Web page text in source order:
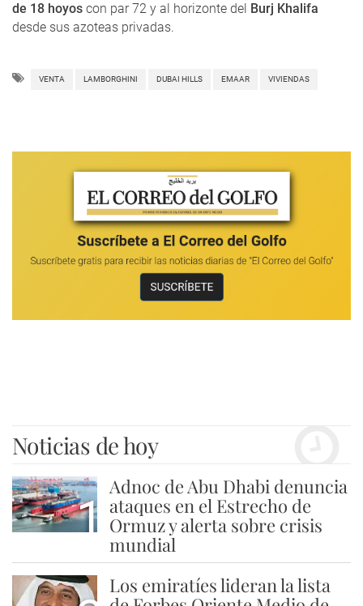
de 18 hoyos con par 72 y al horizonte del Burj Khalifa
desde sus azoteas privadas.
VENTA LAMBORGHINI DUBAI HILLS EMAAR VIVIENDAS
Noticias de hoy
1
Adnoc de Abu Dhabi denuncia
ataques en el Estrecho de
Ormuz y alerta sobre crisis
mundial
Los emiratíes lideran la lista